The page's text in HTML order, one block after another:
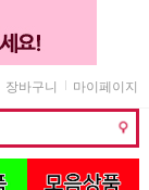
마이페이지
장바구니